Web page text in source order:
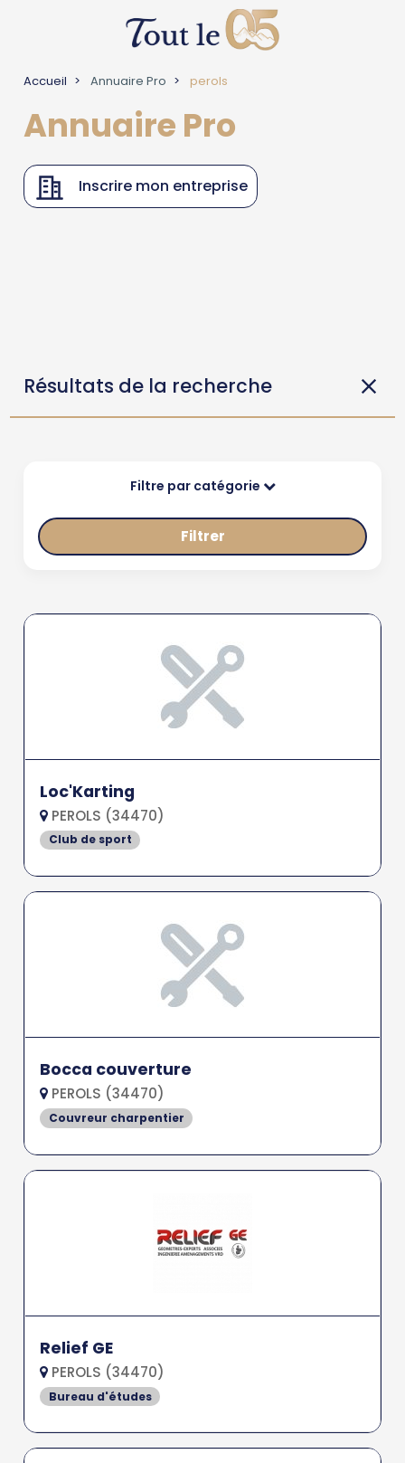
Accueil Annuaire Pro perols
Annuaire Pro
Inscrire mon entreprise
Résultats de la recherche
Filtre par catégorie
Filtrer
Loc'Karting
PEROLS (34470)
Club de sport
Bocca couverture
PEROLS (34470)
Couvreur charpentier
Relief GE
PEROLS (34470)
Bureau d'études